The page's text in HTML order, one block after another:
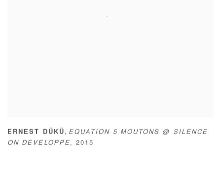
ERNEST DÜKÜ , EQUATION 5 MOUTONS @ SILENCE
ON DEVELOPPE ,2015